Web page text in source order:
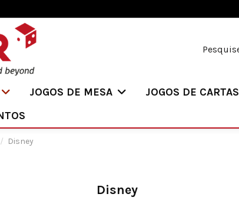
JOGOS DE MESA JOGOS DE CARTAS
Disney
Disney